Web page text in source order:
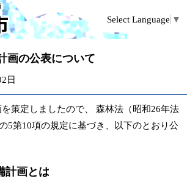
Select Language ▼
画の公表について
日
策定しましたので、 森林法（昭和26年法
5第10項の規定に基づき、以下のとおり公
計画とは